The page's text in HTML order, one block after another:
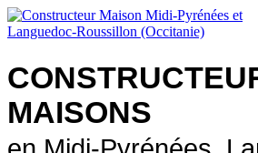
MAISONS